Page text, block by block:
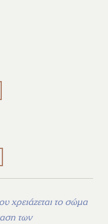
χρειάζεται το σώμα
των